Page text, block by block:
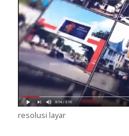
resolusi layar